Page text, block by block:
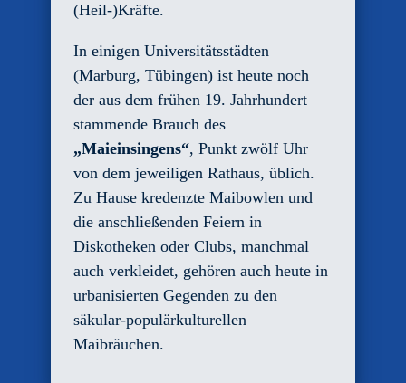
(Heil-)Kräfte.
In einigen Universitätsstädten
(Marburg, Tübingen) ist heute noch
der aus dem frühen 19. Jahrhundert
stammende Brauch des
„Maieinsingens“, Punkt zwölf Uhr
von dem jeweiligen Rathaus, üblich.
Zu Hause kredenzte Maibowlen und
die anschließenden Feiern in
Diskotheken oder Clubs, manchmal
auch verkleidet, gehören auch heute in
urbanisierten Gegenden zu den
säkular-populärkulturellen
Maibräuchen.